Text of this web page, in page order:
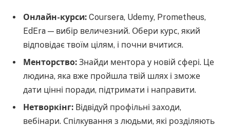
Онлайн-курси: Coursera, Udemy, Prometheus,
EdEra — вибір величезний. Обери курс, який
відповідає твоїм цілям, і почни вчитися.
Менторство: Знайди ментора у новій сфері. Це
людина, яка вже пройшла твій шлях і зможе
дати цінні поради, підтримати і направити.
Нетворкінг: Відвідуй профільні заходи,
вебінари. Спілкування з людьми, які розділяють